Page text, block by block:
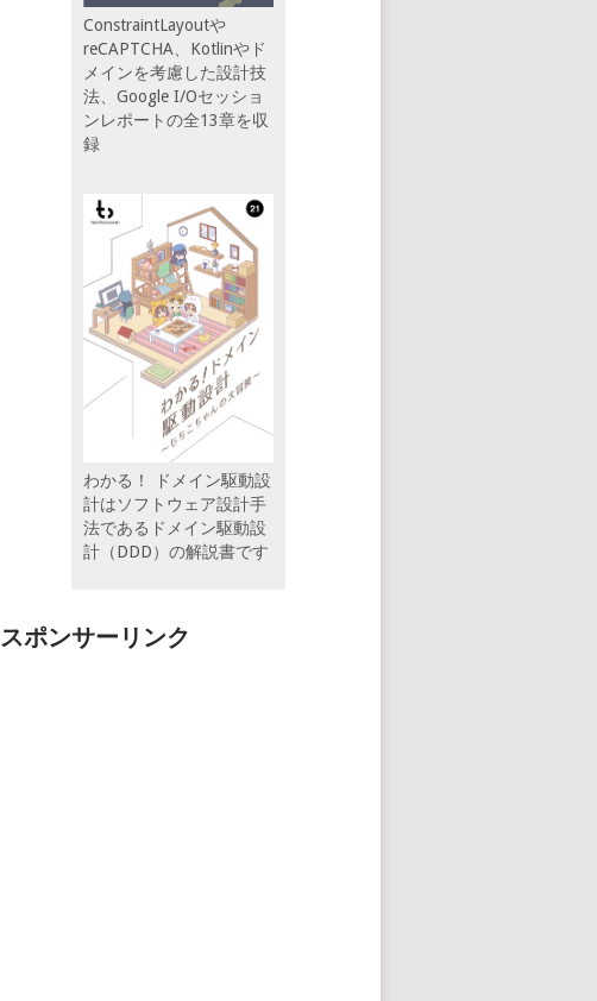
ConstraintLayoutや
reCAPTCHA、Kotlinやド
メインを考慮した設計技
法、Google I/Oセッショ
ンレポートの全13章を収
録
わかる！ ドメイン駆動設
計はソフトウェア設計手
法であるドメイン駆動設
計（DDD）の解説書です
スポンサーリンク